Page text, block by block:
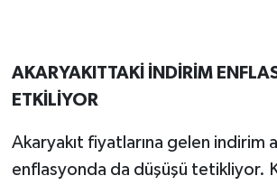
AKARYAKITTAKİ İNDİRİM
ETKİLİYOR
Akaryakıt fiyatlarına gelen indirim
enflasyonda da düşüşü tetikliyor.